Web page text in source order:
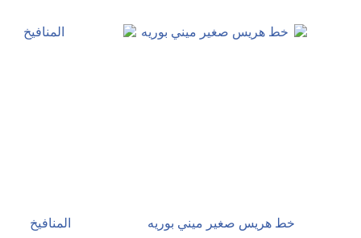
خط هريس صغير ميني بوريه المنافيخ